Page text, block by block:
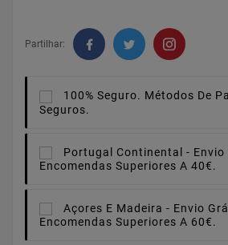
Partilhar:
100% Seguro. Métodos De
Seguros.
Portugal Continental -
Encomendas Superiores A 40€.
Açores E Madeira - Envio
Encomendas Superiores A 60€.